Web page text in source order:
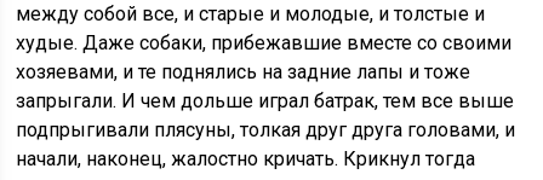
между собой все, и старые и молодые, и толстые и
худые. Даже собаки, прибежавшие вместе со своими
хозяевами, и те поднялись на задние лапы и тоже
запрыгали. И чем дольше играл батрак, тем все выше
подпрыгивали плясуны, толкая друг друга головами, и
начали, наконец, жалостно кричать. Крикнул тогда